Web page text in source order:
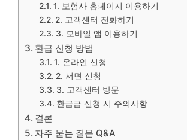
1. 보험사 홈페이지 이용하기
2. 고객센터 전화하기
3. 모바일 앱 이용하기
환급 신청 방법
1. 온라인 신청
2. 서면 신청
3. 고객센터 방문
환급금 신청 시 주의사항
결론
자주 묻는 질문 Q&A